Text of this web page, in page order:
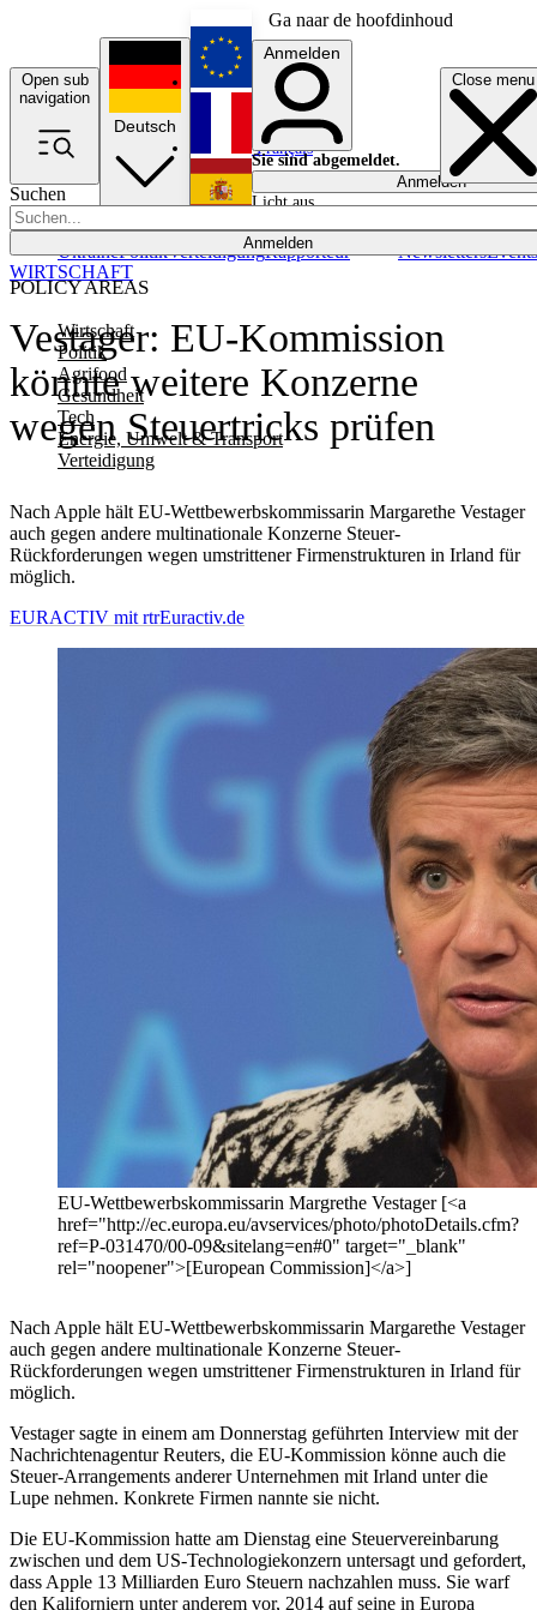
Ga naar de hoofdinhoud
Open sub
navigation
Close menu
Suchen
Anmelden
POLICY AREAS
Wirtschaft
Politik
Agrifood
Gesundheit
Tech
Energie, Umwelt & Transport
Verteidigung
UkrainePolitikVerteidigungRapporteur NewslettersEvents
Deutsch
English
Français
Anmelden
Sie sind abgemeldet.
Anmelden
Licht aus
Vestager: EU-Kommission
könnte weitere Konzerne
wegen Steuertricks prüfen
Nach Apple hält EU-Wettbewerbskommissarin Margarethe Vestager
auch gegen andere multinationale Konzerne Steuer-
Rückforderungen wegen umstrittener Firmenstrukturen in Irland für
möglich.
WIRTSCHAFT
EURACTIV mit rtrEuractiv.de
EU-Wettbewerbskommissarin Margrethe Vestager [<a
href="http://ec.europa.eu/avservices/photo/photoDetails.cfm?
ref=P-031470/00-09&sitelang=en#0" target="_blank"
rel="noopener">[European Commission]</a>]
Nach Apple hält EU-Wettbewerbskommissarin Margarethe Vestager
auch gegen andere multinationale Konzerne Steuer-
Rückforderungen wegen umstrittener Firmenstrukturen in Irland für
möglich.
Vestager sagte in einem am Donnerstag geführten Interview mit der
Nachrichtenagentur Reuters, die EU-Kommission könne auch die
Steuer-Arrangements anderer Unternehmen mit Irland unter die
Lupe nehmen. Konkrete Firmen nannte sie nicht.
Die EU-Kommission hatte am Dienstag eine Steuervereinbarung
zwischen und dem US-Technologiekonzern untersagt und gefordert,
dass Apple 13 Milliarden Euro Steuern nachzahlen muss. Sie warf
den Kaliforniern unter anderem vor, 2014 auf seine in Europa